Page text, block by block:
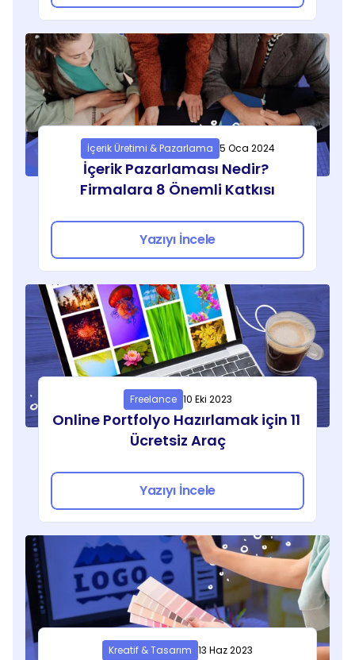
İçerik Üretimi & Pazarlama 5 Oca 2024
İçerik Pazarlaması Nedir?
Firmalara 8 Önemli Katkısı
Yazıyı İncele
Freelance 10 Eki 2023
Online Portfolyo Hazırlamak için 11
Ücretsiz Araç
Yazıyı İncele
Kreatif & Tasarım 13 Haz 2023